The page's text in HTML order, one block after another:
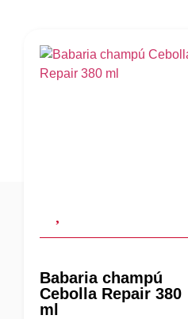
Babaria champú
Cebolla Repair 380
ml